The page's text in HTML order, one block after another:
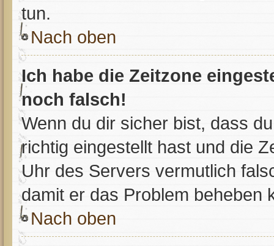
tun.
Nach oben
Ich habe die Zeitzone
noch falsch!
Wenn du dir sicher bist, dass
richtig eingestellt hast und die
Uhr des Servers vermutlich
damit er das Problem beheben
Nach oben